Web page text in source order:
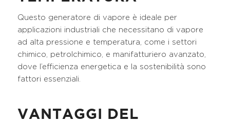
Questo generatore di vapore è ideale per
applicazioni industriali che necessitano di vapore
ad alta pressione e temperatura, come i settori
chimico, petrolchimico, e manifatturiero avanzato,
dove l’efficienza energetica e la sostenibilità sono
fattori essenziali.
VANTAGGI DEL